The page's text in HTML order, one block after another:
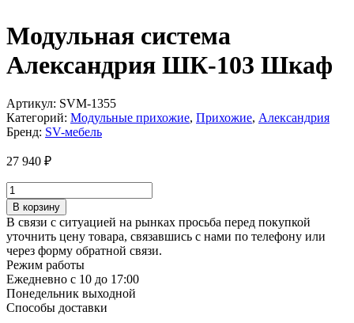
Модульная система
Александрия ШК-103 Шкаф
Артикул: SVM-1355
Категорий: Модульные прихожие, Прихожие, Александрия
Бренд: SV-мебель
27 940 ₽
Количество
товара
Модульная
система
Александрия
ШК-103
Шкаф
В корзину
В связи с ситуацией на рынках просьба перед покупкой
уточнить цену товара, связавшись с нами по телефону или
через форму обратной связи.
Режим работы
Ежедневно с 10 до 17:00
Понедельник выходной
Способы доставки